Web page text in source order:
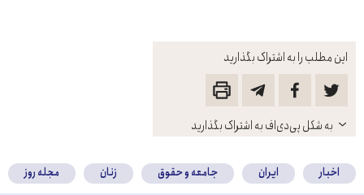
این مطلب را به اشتراک بگذارید
باز
کنید
به شکل پی‌دی‌اف به اشتراک بگذارید
اخبار ایران جامعه و حقوق زنان مجله روز